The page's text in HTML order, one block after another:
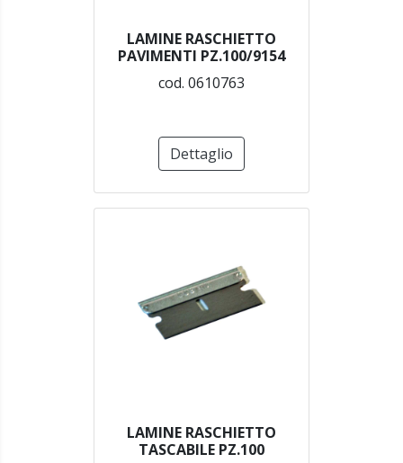
LAMINE RASCHIETTO
PAVIMENTI PZ.100/9154
cod. 0610763
Dettaglio
LAMINE RASCHIETTO
TASCABILE PZ.100